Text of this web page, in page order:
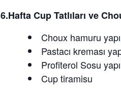
6.Hafta Cup Tatlıları ve
Choux hamuru
Pastacı kreması
Profiterol Sosu
Cup tiramisu